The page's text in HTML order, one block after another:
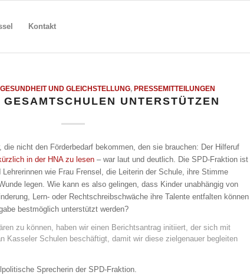
Kontakt
UND GLEICHSTELLUNG,PRESSEMITTEILUNGEN
UNTERSTÜTZEN
die nicht den Förderbedarf bekommen, den sie brauchen: Der Hilferuf
in der HNA zu lesen – war laut und deutlich. Die SPD-Fraktion ist
wie Frau Frensel, die Leiterin der Schule, ihre Stimme
legen. Wie kann es also gelingen, dass Kinder unabhängig von
Lern- oder Rechtschreibschwäche ihre Talente entfalten können
bestmöglich unterstützt werden?
zu können, haben wir einen Berichtsantrag initiiert, der sich mit
Kasseler Schulen beschäftigt, damit wir diese zielgenauer begleiten
Sprecherin der SPD-Fraktion.